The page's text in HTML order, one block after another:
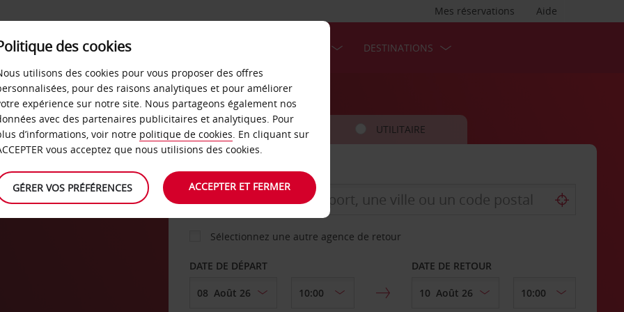
Aide
Mes réservations
LIBRE-SERVICE DESTINATIONS
VOITURE UTILITAIRE
AGENCE DE DÉPART
Sélectionnez une autre agence de retour
DATE DE DÉPART DATE DE RETOUR
des cookies
utilisons des cookies pour vous proposer des offres
pour des raisons analytiques et pour améliorer
expérience sur notre site. Nous partageons également nos
avec des partenaires publicitaires et analytiques. Pour
d’informations, voir notre politique de cookies. En cliquant sur
vous acceptez que nous utilisions des cookies.
GÉRER VOS PRÉFÉRENCES ACCEPTER ET FERMER